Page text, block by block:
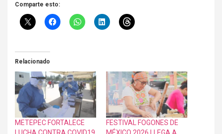
Comparte esto:
Relacionado
METEPEC FORTALECE
FESTIVAL FOGONES DE